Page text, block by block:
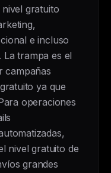
gratuito
e incluso
La trampa es el
campañas
ya que
operaciones
nivel gratuito de
grandes